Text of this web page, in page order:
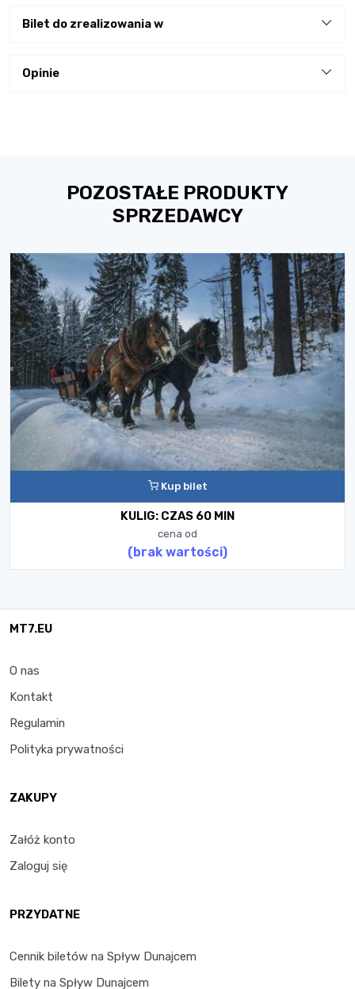
Bilet do zrealizowania w
Opinie
POZOSTAŁE PRODUKTY
SPRZEDAWCY
Kup bilet
KULIG: CZAS 60 MIN
cena od
(brak wartości)
MT7.EU
O nas
Kontakt
Regulamin
Polityka prywatności
ZAKUPY
Załóż konto
Zaloguj się
PRZYDATNE
Cennik biletów na Spływ Dunajcem
Bilety na Spływ Dunajcem